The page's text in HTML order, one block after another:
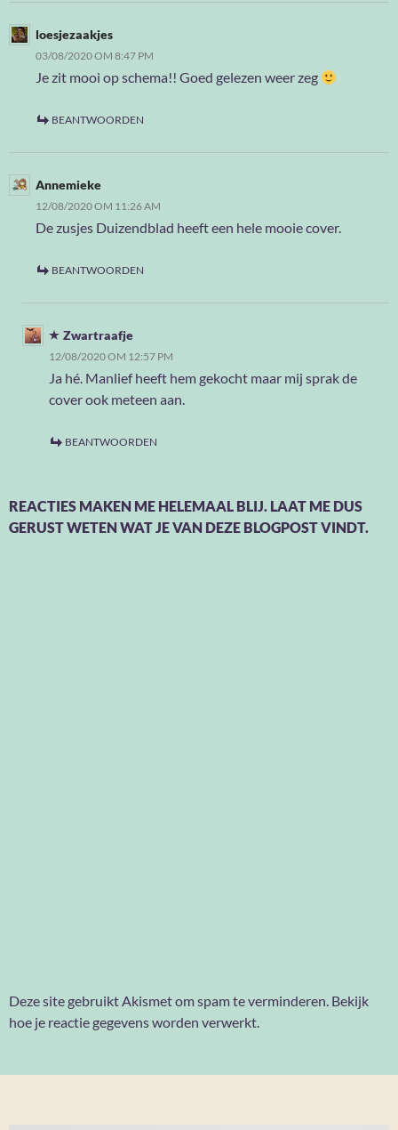
loesjezaakjes
03/08/2020 OM 8:47 PM
Je zit mooi op schema!! Goed gelezen weer zeg
BEANTWOORDEN
Annemieke
12/08/2020 OM 11:26 AM
De zusjes Duizendblad heeft een hele mooie cover.
BEANTWOORDEN
Zwartraafje
12/08/2020 OM 12:57 PM
Ja hé. Manlief heeft hem gekocht maar mij sprak de
cover ook meteen aan.
BEANTWOORDEN
REACTIES MAKEN ME HELEMAAL BLIJ. LAAT ME DUS
GERUST WETEN WAT JE VAN DEZE BLOGPOST VINDT.
Deze site gebruikt Akismet om spam te verminderen. Bekijk
hoe je reactie gegevens worden verwerkt.